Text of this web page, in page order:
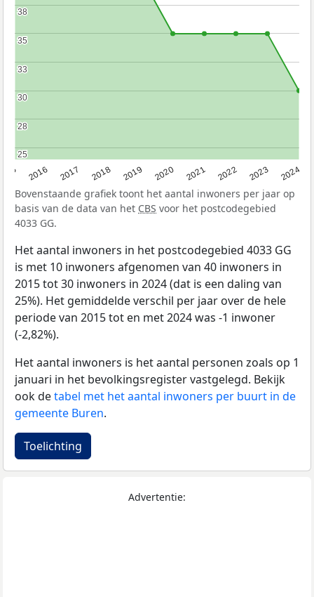
2016 2017 2018 2019 2020 2021 2022 2023 2024
25
25
28
28
30
30
33
33
35
35
38
38
Bovenstaande grafiek toont het aantal inwoners per jaar op
basis van de data van het CBS voor het postcodegebied
4033 GG.
Het aantal inwoners in het postcodegebied 4033 GG
is met 10 inwoners afgenomen van 40 inwoners in
2015 tot 30 inwoners in 2024 (dat is een daling van
25%). Het gemiddelde verschil per jaar over de hele
periode van 2015 tot en met 2024 was -1 inwoner
(-2,82%).
Het aantal inwoners is het aantal personen zoals op 1
januari in het bevolkingsregister vastgelegd. Bekijk
ook detabel met het aantal inwoners per buurt in de
gemeente Buren.
Toelichting
Advertentie: